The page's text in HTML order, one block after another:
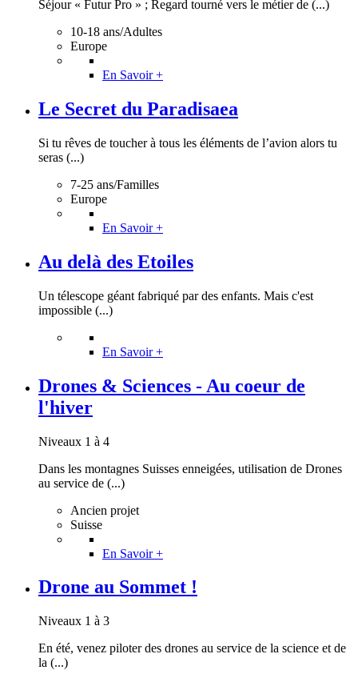
Séjour « Futur Pro » ; Regard tourné vers le métier de (...)
10-18 ans/Adultes
Europe
En Savoir +
Le Secret du Paradisaea
Si tu rêves de toucher à tous les éléments de l’avion alors tu
seras (...)
7-25 ans/Familles
Europe
En Savoir +
Au delà des Etoiles
Un télescope géant fabriqué par des enfants. Mais c'est
impossible (...)
En Savoir +
Drones & Sciences - Au coeur de
l'hiver
Niveaux 1 à 4
Dans les montagnes Suisses enneigées, utilisation de Drones
au service de (...)
Ancien projet
Suisse
En Savoir +
Drone au Sommet !
Niveaux 1 à 3
En été, venez piloter des drones au service de la science et de
la (...)